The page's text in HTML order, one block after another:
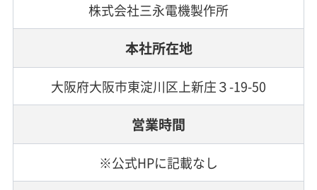
株式会社三永電機製作所
本社所在地
大阪府大阪市東淀川区上新庄３-19-50
営業時間
※公式HPに記載なし